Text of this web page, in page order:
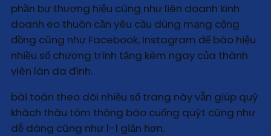
phần bự thương hiệu cũng như liên doanh kinh
doanh eo thuôn cần yêu cầu dùng mạng cộng
đồng cũng như Facebook, Instagram để báo hiệu
nhiều số chương trình tặng kèm ngay của thành
viên làn da đình.
bài toán theo dõi nhiều số trang này vẫn giúp quý
khách thâu tóm thông báo cuống quýt cũng như
dễ dàng cũng như 1-1 giản hơn.